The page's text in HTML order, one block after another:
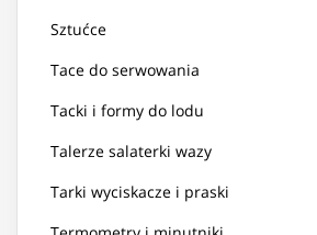
Sztućce
Tace do serwowania
Tacki i formy do lodu
Talerze salaterki wazy
Tarki wyciskacze i praski